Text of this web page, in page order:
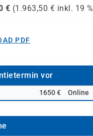
€ (1.963,50 € inkl. 19 %
PDF
vor
1650 € Online